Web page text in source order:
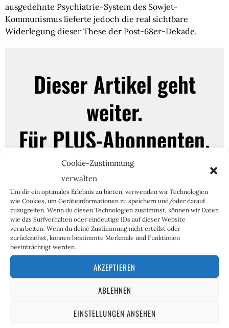
Cookie-Zustimmung
verwalten
Um dir ein optimales Erlebnis zu bieten, verwenden wir Technologien
wie Cookies, um Geräteinformationen zu speichern und/oder darauf
zuzugreifen. Wenn du diesen Technologien zustimmst, können wir Daten
wie das Surfverhalten oder eindeutige IDs auf dieser Website
verarbeiten. Wenn du deine Zustimmung nicht erteilst oder
zurückziehst, können bestimmte Merkmale und Funktionen
beeinträchtigt werden.
AKZEPTIEREN
ABLEHNEN
EINSTELLUNGEN ANSEHEN
ausgedehnte Psychiatrie-System des Sowjet-
Kommunismus lieferte jedoch die real sichtbare
Widerlegung dieser These der Post-68er-Dekade.
Dieser Artikel geht
weiter.
Für PLUS-Abonnenten.
Krautzone PLUS